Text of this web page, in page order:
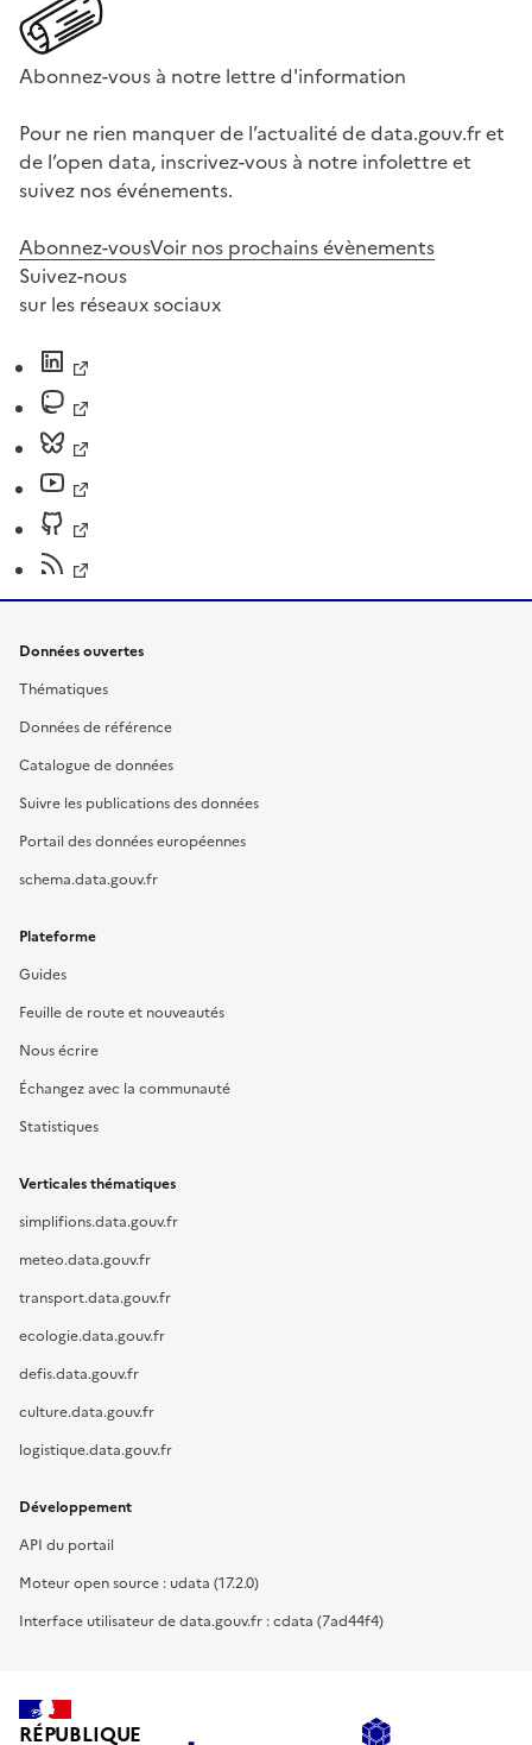
Abonnez-vous à notre lettre d'information
Pour ne rien manquer de l’actualité de data.gouv.fr et
de l’open data, inscrivez-vous à notre infolettre et
suivez nos événements.
Abonnez-vousVoir nos prochains évènements
Suivez-nous
sur les réseaux sociaux
Données ouvertes
Thématiques
Données de référence
Catalogue de données
Suivre les publications des données
Portail des données européennes
schema.data.gouv.fr
Plateforme
Guides
Feuille de route et nouveautés
Nous écrire
Échangez avec la communauté
Statistiques
Verticales thématiques
simplifions.data.gouv.fr
meteo.data.gouv.fr
transport.data.gouv.fr
ecologie.data.gouv.fr
defis.data.gouv.fr
culture.data.gouv.fr
logistique.data.gouv.fr
Développement
API du portail
Moteur open source : udata (17.2.0)
Interface utilisateur de data.gouv.fr : cdata (7ad44f4)
RÉPUBLIQUE